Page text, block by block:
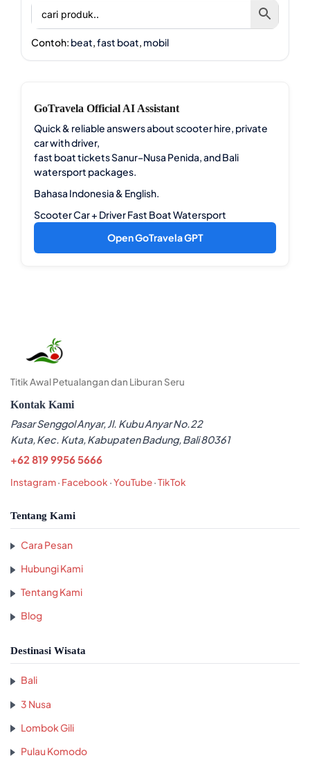
Contoh: beat,fast boat, mobil
GoTravela Official AI Assistant
Quick & reliable answers about scooter hire, private
car with driver,
fast boat tickets Sanur–Nusa Penida, and Bali
watersport packages.
Bahasa Indonesia & English.
ScooterCar + DriverFast BoatWatersport
Open GoTravela GPT
Titik Awal Petualangan dan Liburan Seru
Kontak Kami
Pasar Senggol Anyar, Jl. Kubu Anyar No.22
Kuta, Kec. Kuta, Kabupaten Badung, Bali 80361
+62 819 9956 5666
Instagram· Facebook ·YouTube·TikTok
Tentang Kami
Cara Pesan
Hubungi Kami
Tentang Kami
Blog
Destinasi Wisata
Bali
3 Nusa
Lombok Gili
Pulau Komodo